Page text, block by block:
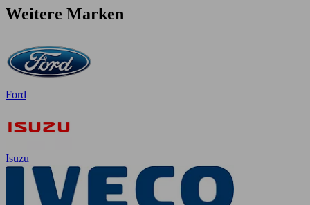
Weitere Marken
Ford
Isuzu